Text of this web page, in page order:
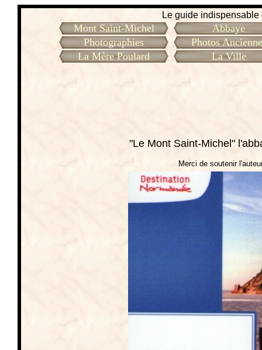
Le guide
Mont Saint-Michel
Abbaye
Photographies
Photos
La Mère Poulard
La Ville
"Le Mont Saint-Michel"
Merci de soutenir